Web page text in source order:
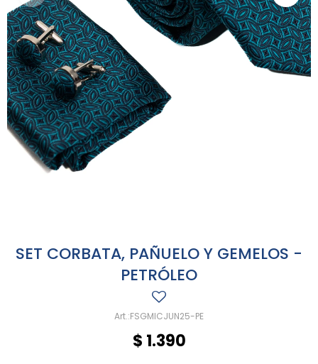
SET CORBATA, PAÑUELO Y GEMELOS -
PETRÓLEO
FSGMICJUN25-PE
$ 1.390